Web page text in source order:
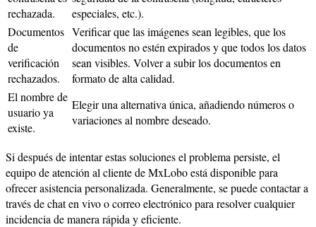
rechazada.
especiales, etc.).
Documentos
de
verificación
rechazados.
Verificar que las imágenes sean legibles, que los
documentos no estén expirados y que todos los datos
sean visibles. Volver a subir los documentos en
formato de alta calidad.
El nombre de
usuario ya
existe.
Elegir una alternativa única, añadiendo números o
variaciones al nombre deseado.
Si después de intentar estas soluciones el problema persiste, el
equipo de atención al cliente de MxLobo está disponible para
ofrecer asistencia personalizada. Generalmente, se puede contactar a
través de chat en vivo o correo electrónico para resolver cualquier
incidencia de manera rápida y eficiente.